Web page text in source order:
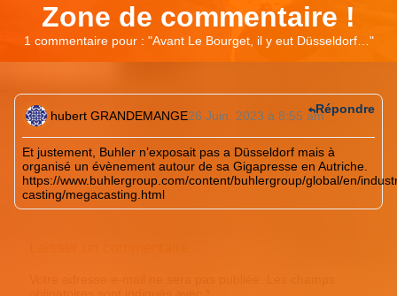
Zone de commentaire !
1 commentaire pour : "Avant Le Bourget, il y eut Düsseldorf…"
hubert GRANDEMANGE26 Juin. 2023 à 8:55 am
Et justement, Buhler n’exposait pas a Düsseldorf mais à
organisé un évènement autour de sa Gigapresse en Autriche.
https://www.buhlergroup.com/content/buhlergroup/global/en/
casting/megacasting.html
Répondre